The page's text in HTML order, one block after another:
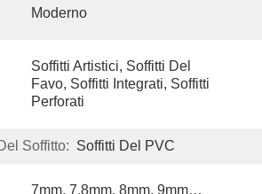
Moderno
Soffitti Artistici, Soffitti Del
Favo, Soffitti Integrati, Soffitti
Perforati
Soffitto: Soffitti Del PVC
7mm, 7.8mm, 8mm, 9mm…